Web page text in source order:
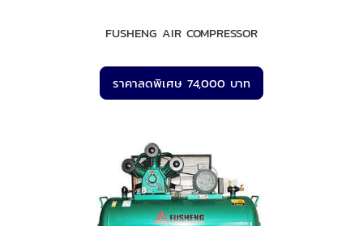
FUSHENG AIR COMPRESSOR
ราคาลดพิเศษ 74,000 บาท